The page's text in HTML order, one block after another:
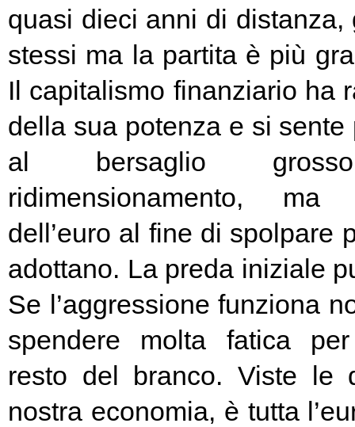
quasi dieci anni di
stessi ma la partita è più
Il capitalismo finanziario ha
della sua potenza e si sente
al bersaglio
ridimensionamento,
dell’euro al fine di spolpare
adottano. La preda iniziale
Se l’aggressione funziona
spendere molta fatica
resto del branco. Viste le
nostra economia, è tutta